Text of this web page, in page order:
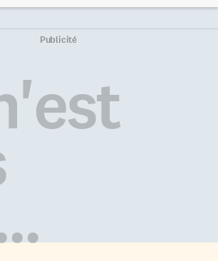
basket.
:
—
August
Chansons – Dans le jardin de
Monsieur Philippe
Accompagné de sa guitare,
participer.
https://www.youtube.com/
v=3TySnQ_bEkE Science et
Publicité